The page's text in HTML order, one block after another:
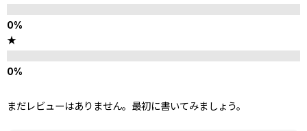
★
まだレビューはありません。最初に書いてみましょう。